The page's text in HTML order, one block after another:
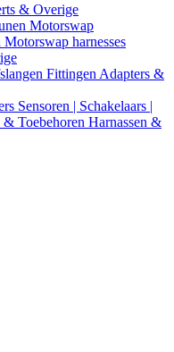
& Overige
Motorswap
Motorswap harnesses
Fittingen Adapters &
Sensoren | Schakelaars |
Toebehoren Harnassen &